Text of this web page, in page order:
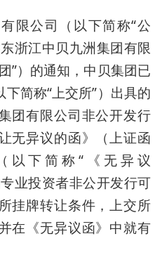
限公司（以下简称“公
浙江中贝九洲集团有限
”）的通知，中贝集团已
简称“上交所”）出具的
团有限公司非公开发行
无异议的函》（上证函
以下简称“《无异议
业投资者非公开发行可
挂牌转让条件，上交所
在《无异议函》中就有